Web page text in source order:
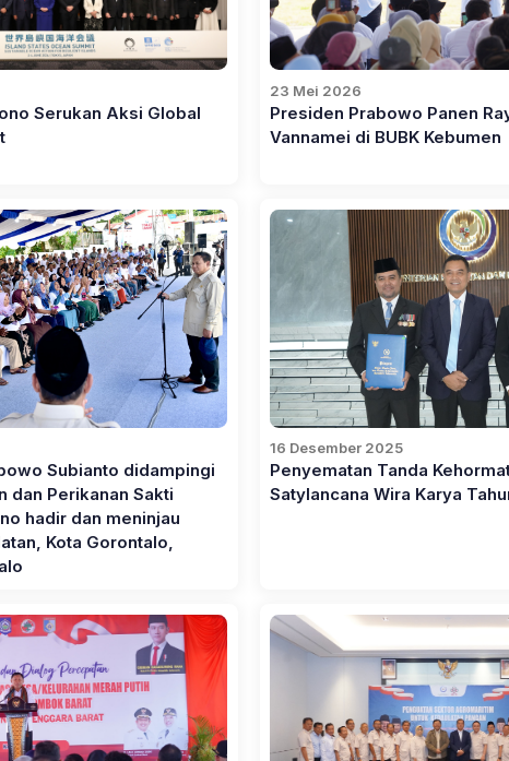
Serukan Aksi Global
23 Mei 2026
Presiden Prabowo Panen
Vannamei di BUBK Kebumen
Subianto didampingi
dan Perikanan Sakti
hadir dan meninjau
Kota Gorontalo,
16 Desember 2025
Penyematan Tanda
Satylancana Wira Karya